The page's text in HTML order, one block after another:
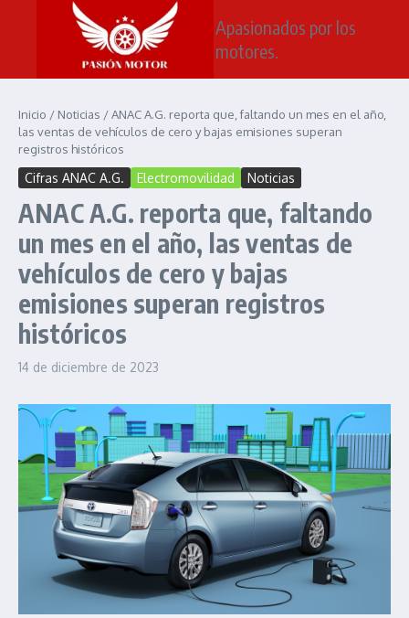
Saltar al contenido
Apasionados por los
motores.
Inicio / Noticias /ANAC A.G. reporta que, faltando un mes en el año,
las ventas de vehículos de cero y bajas emisiones superan
registros históricos
Cifras ANAC A.G. Electromovilidad Noticias
ANAC A.G. reporta que, faltando
un mes en el año, las ventas de
vehículos de cero y bajas
emisiones superan registros
históricos
14 de diciembre de 2023